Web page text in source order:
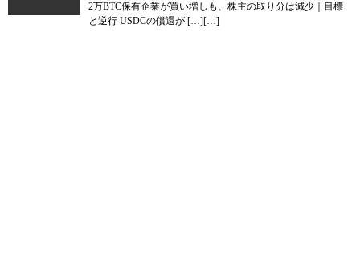
2万BTC保有企業が買い増しも、株主の取り分は減少｜目標
と逆行 USDCの償還が […][…]